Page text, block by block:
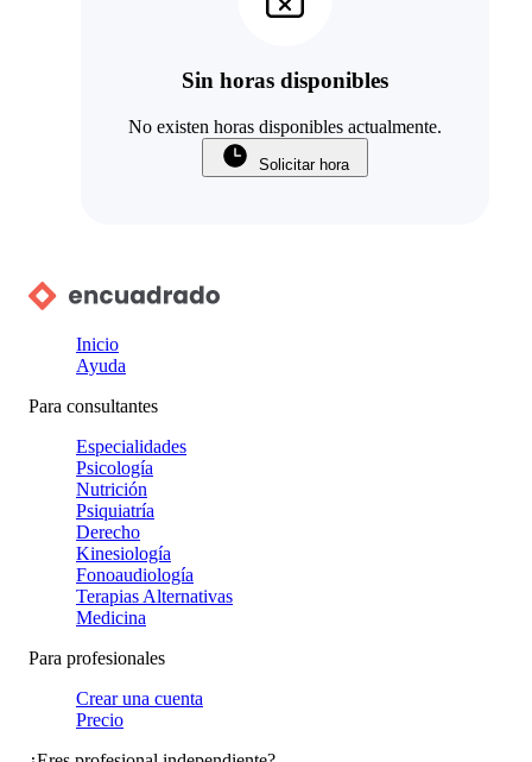
Sin horas disponibles
No existen horas disponibles actualmente.
Solicitar hora
Inicio
Ayuda
Para consultantes
Especialidades
Psicología
Nutrición
Psiquiatría
Derecho
Kinesiología
Fonoaudiología
Terapias Alternativas
Medicina
Para profesionales
Crear una cuenta
Precio